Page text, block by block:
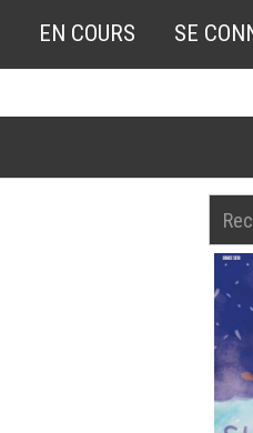
EN COURS SE